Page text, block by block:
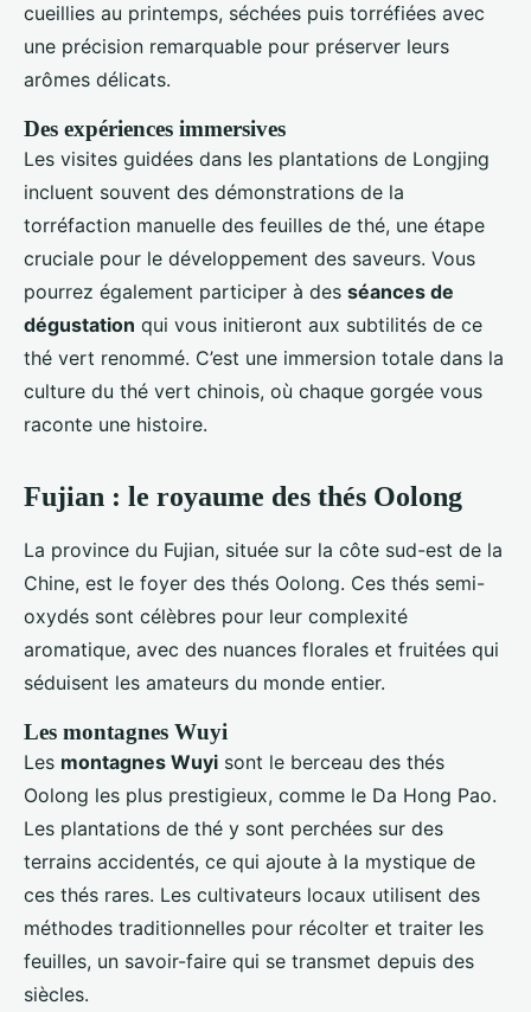
cueillies au printemps, séchées puis torréfiées avec
une précision remarquable pour préserver leurs
arômes délicats.
Des expériences immersives
Les visites guidées dans les plantations de Longjing
incluent souvent des démonstrations de la
torréfaction manuelle des feuilles de thé, une étape
cruciale pour le développement des saveurs. Vous
pourrez également participer à des séances de
dégustation qui vous initieront aux subtilités de ce
thé vert renommé. C’est une immersion totale dans la
culture du thé vert chinois, où chaque gorgée vous
raconte une histoire.
Fujian : le royaume des thés Oolong
La province du Fujian, située sur la côte sud-est de la
Chine, est le foyer des thés Oolong. Ces thés semi-
oxydés sont célèbres pour leur complexité
aromatique, avec des nuances florales et fruitées qui
séduisent les amateurs du monde entier.
Les montagnes Wuyi
Les montagnes Wuyi sont le berceau des thés
Oolong les plus prestigieux, comme le Da Hong Pao.
Les plantations de thé y sont perchées sur des
terrains accidentés, ce qui ajoute à la mystique de
ces thés rares. Les cultivateurs locaux utilisent des
méthodes traditionnelles pour récolter et traiter les
feuilles, un savoir-faire qui se transmet depuis des
siècles.